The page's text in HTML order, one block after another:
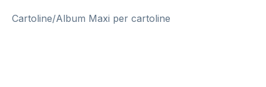
Cartoline/Album Maxi per cartoline